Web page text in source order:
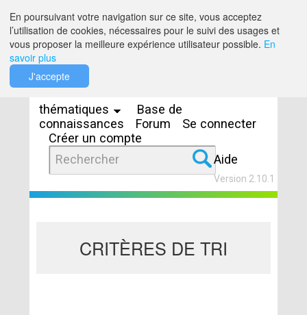
thématiques
Base de
connaissances
Forum
Se connecter
Créer un compte
Aide
Version 2.10.1
CRITÈRES DE TRI
En poursuivant votre navigation sur ce site, vous acceptez
l’utilisation de cookies, nécessaires pour le suivi des usages et
vous proposer la meilleure expérience utilisateur possible. En
savoir plus
J'accepte